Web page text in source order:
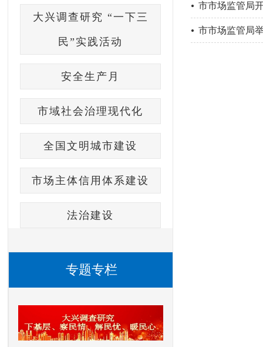
大兴调查研究 “一下三
民”实践活动
安全生产月
市域社会治理现代化
全国文明城市建设
市场主体信用体系建设
法治建设
专题专栏
市市场监管局
市市场监管局